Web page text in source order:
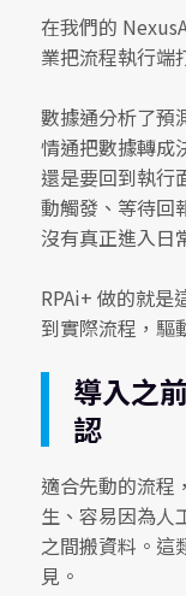
在我們的
業把流程執行端
數據通分析了預
情通把數據轉成
還是要回到執行
動觸發、等待回
沒有真正進入日
RPAi+ 做的就是
到實際流程，驅
導入之
認
適合先動的流程
生、容易因為人
之間搬資料。這
見。